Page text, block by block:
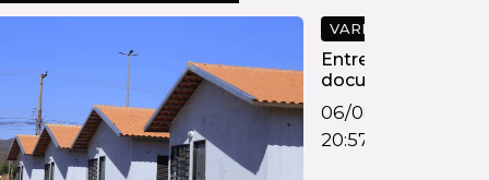
VARIEDADES
Entrega de
documentos
dos Ipês I e II
começa na...
06/08/2026
20:57